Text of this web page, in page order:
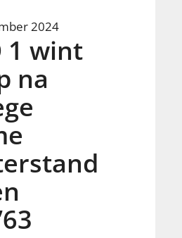
2024
1 wint
na